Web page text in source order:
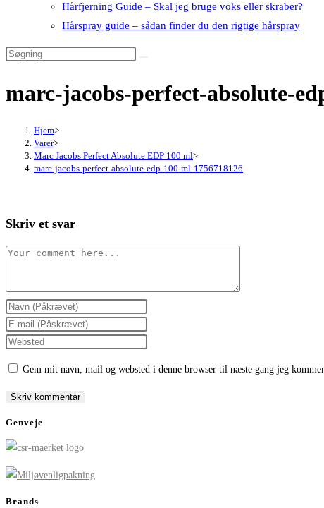
Hårfjerning Guide – Skal jeg bruge voks eller skraber?
Hårspray guide – sådan finder du den rigtige hårspray
marc-jacobs-perfect-absolute-
Hjem>
Varer>
Marc Jacobs Perfect Absolute EDP 100 ml>
marc-jacobs-perfect-absolute-edp-100-ml-1756718126
Skriv et svar
Comment
Enter
your
name
to
Enter
your
to
Enter
URL
Gem mit navn, mail og websted i denne browser til næste gang jeg
Genveje
Brands